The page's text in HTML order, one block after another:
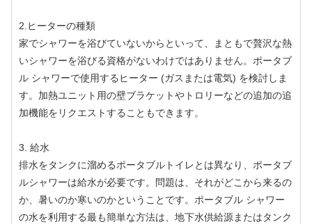
2.ヒーターの種類
家でシャワーを浴びていないからといって、まともで贅沢な熱
いシャワーを浴びる資格がないわけではありません。ポータブ
ル シャワーで使用するヒーター (ガスまたは電気) を検討しま
す。加熱ユニット用の壁ブラケットやトロリーなどの追加の追
加機能をリクエストすることもできます。
3. 給水
排水をタンクに溜めるポータブルトイレとは異なり、ポータブ
ルシャワーは給水が必要です。問題は、それがどこから来るの
か、暑いのか寒いのかということです。ポータブル シャワー
の水を利用する最も簡単な方法は、地下水供給源またはタンク